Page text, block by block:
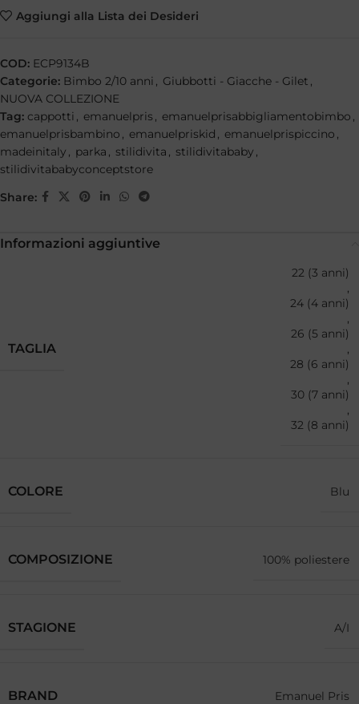
Aggiungi alla Lista dei Desideri
COD: ECP9134B
Categorie: Bimbo 2/10 anni , Giubbotti - Giacche - Gilet ,
NUOVA COLLEZIONE
Tag: cappotti , emanuelpris , emanuelprisabbigliamentobimbo ,
emanuelprisbambino , emanuelpriskid , emanuelprispiccino ,
madeinitaly , parka , stilidivita , stilidivitababy ,
stilidivitababyconceptstore
Share:
Informazioni aggiuntive
TAGLIA
22 (3 anni)
,
24 (4 anni)
,
26 (5 anni)
,
28 (6 anni)
,
30 (7 anni)
,
32 (8 anni)
COLORE Blu
COMPOSIZIONE 100% poliestere
STAGIONE A/I
BRAND Emanuel Pris